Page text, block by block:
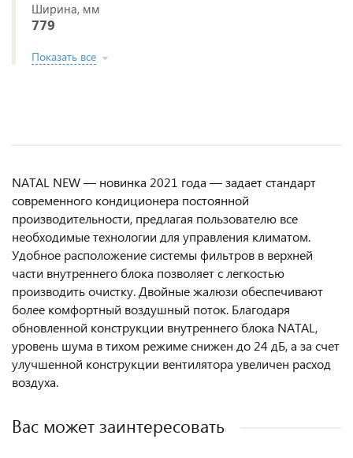
Ширина, мм
779
Показать все
NATAL NEW — новинка 2021 года — задает стандарт
современного кондиционера постоянной
производительности, предлагая пользователю все
необходимые технологии для управления климатом.
Удобное расположение системы фильтров в верхней
части внутреннего блока позволяет с легкостью
производить очистку. Двойные жалюзи обеспечивают
более комфортный воздушный поток. Благодаря
обновленной конструкции внутреннего блока NATAL,
уровень шума в тихом режиме снижен до 24 дБ, а за счет
улучшенной конструкции вентилятора увеличен расход
воздуха.
Вас может заинтересовать